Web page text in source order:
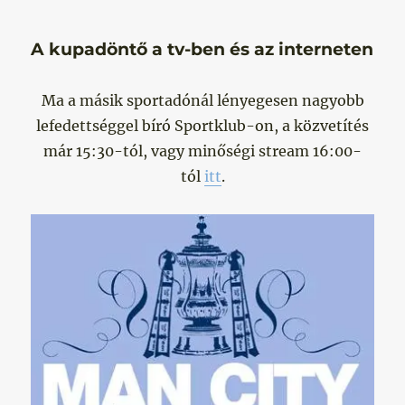
A kupadöntő a tv-ben és az interneten
Ma a másik sportadónál lényegesen nagyobb
lefedettséggel bíró Sportklub-on, a közvetítés
már 15:30-tól, vagy minőségi stream 16:00-
tól itt.